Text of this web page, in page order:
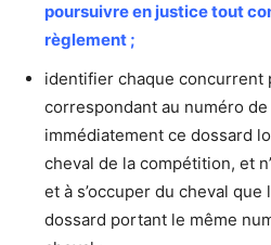
poursuivre en justice tout
règlement ;
identifier chaque concurrent
correspondant au numéro
immédiatement ce dossard
cheval de la compétition, et
et à s’occuper du cheval que
dossard portant le même